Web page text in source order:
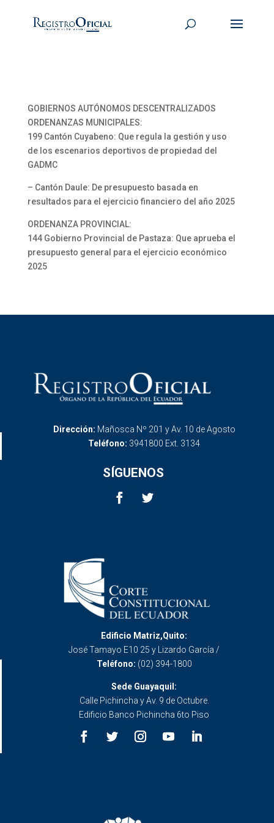
GOBIERNOS AUTÓNOMOS DESCENTRALIZADOS
ORDENANZAS MUNICIPALES:
199 Cantón Cuyabeno: Que regula la gestión y uso
de los escenarios deportivos de propiedad del
GADMC
– Cantón Daule: De presupuesto basada en
resultados para el ejercicio financiero del año 2025
ORDENANZA PROVINCIAL:
144 Gobierno Provincial de Pastaza: Que aprueba el
presupuesto general para el ejercicio económico
2025
Dirección: Mañosca Nº 201 y Av. 10 de Agosto
Teléfono: 3941800 Ext. 3134
SÍGUENOS
Edificio Matriz,Quito:
José Tamayo E10 25 y Lizardo García /
Teléfono: (02) 394-1800
Sede Guayaquil:
Calle Pichincha y Av. 9 de Octubre.
Edificio Banco Pichincha 6to Piso